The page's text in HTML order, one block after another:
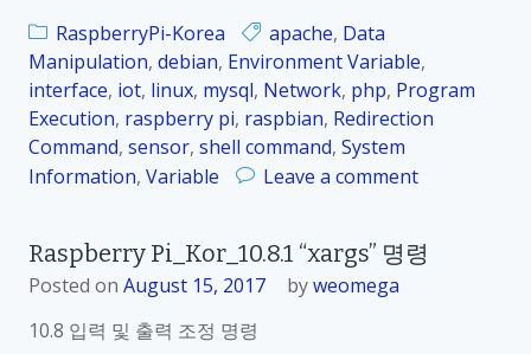
0
.
8
.
3
“
p
RaspberryPi-Korea apache, Data
Manipulation, debian, Environment Variable,
interface, iot, linux, mysql, Network, php, Program
Execution, raspberry pi, raspbian, Redirection
Command, sensor, shell command, System
Information, Variable Leave a comment
a
Raspberry Pi_Kor_10.8.1 “xargs” 명령
Posted on August 15, 2017 byweomega
10.8 입력 및 출력 조정 명령